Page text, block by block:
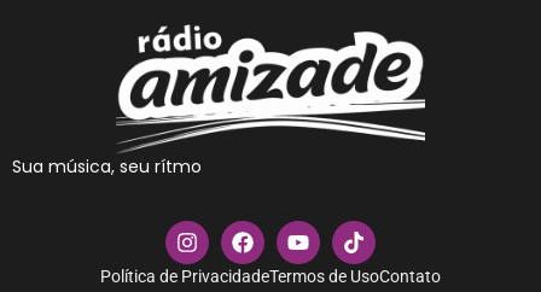
Sua música, seu rítmo
Política de PrivacidadeTermos de UsoContato